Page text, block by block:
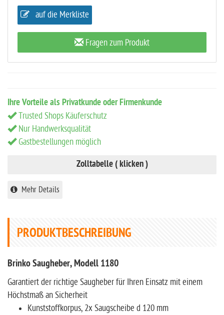
auf die Merkliste
Fragen zum Produkt
Ihre Vorteile als Privatkunde oder Firmenkunde
Trusted Shops Käuferschutz
Nur Handwerksqualität
Gastbestellungen möglich
Zolltabelle ( klicken )
Mehr Details
PRODUKTBESCHREIBUNG
Brinko Saugheber, Modell 1180
Garantiert der richtige Saugheber für Ihren Einsatz mit einem
Höchstmaß an Sicherheit
Kunststoffkorpus, 2x Saugscheibe d 120 mm